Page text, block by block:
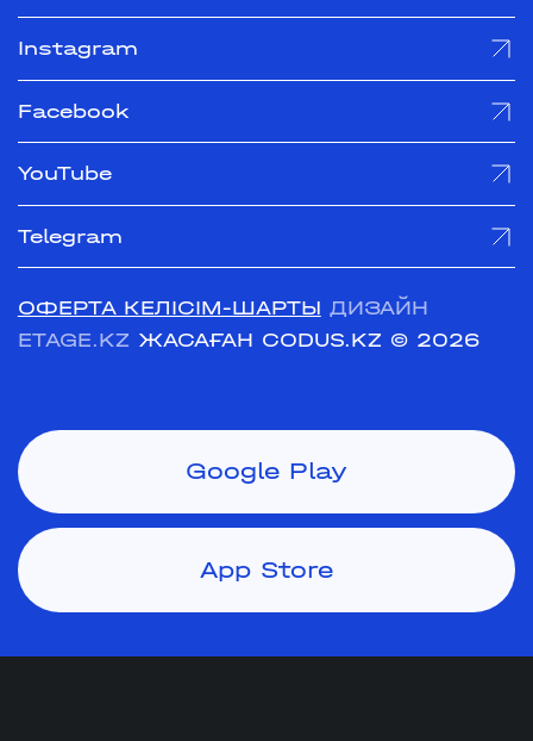
Instagram
Facebook
YouTube
Telegram
ОФЕРТА КЕЛІСІМ-ШАРТЫ ДИЗАЙН
ETAGE.KZ ЖАСАҒАН CODUS.KZ © 2026
Google Play
App Store